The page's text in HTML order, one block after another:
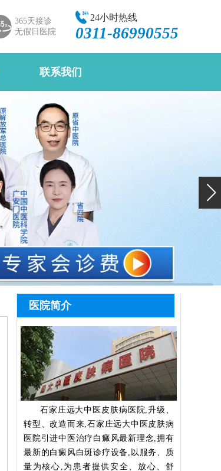
365天接诊
无假日医院
24小时热线
0311-86990555
联系我们
医院简介
石家庄远大中医皮肤病医院,升级、
转型、改造而来,石家庄远大中医皮肤病
医院引进中医治疗白癜风最新理念,拥有
最新的白癜风白斑诊疗设备,以服务、质
量为核心,为患者提供安全、放心、舒